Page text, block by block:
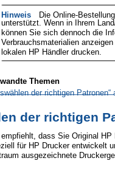
Hinweis
Die Online-
unterstützt. Wenn in Ihrem
können Sie sich dennoch die
Verbrauchsmaterialien
lokalen HP Händler drucken.
Themen
der richtigen Patronen“
der richtigen
empfiehlt, dass Sie Original
für HP Drucker entwickelt
ausgezeichnete